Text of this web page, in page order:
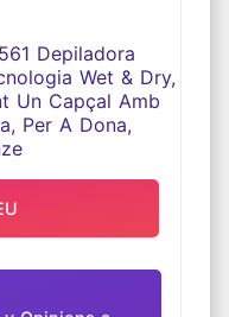
UN
I
A DONA,